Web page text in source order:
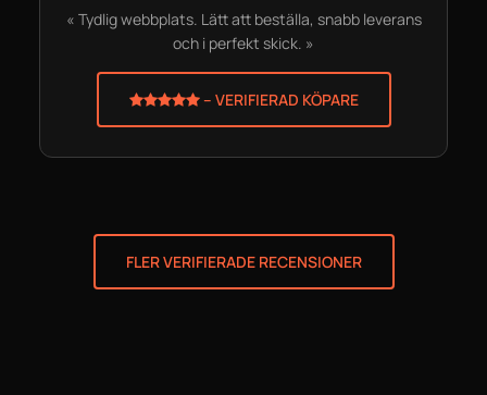
« Tydlig webbplats. Lätt att beställa, snabb leverans
och i perfekt skick. »
– VERIFIERAD KÖPARE
FLER VERIFIERADE RECENSIONER